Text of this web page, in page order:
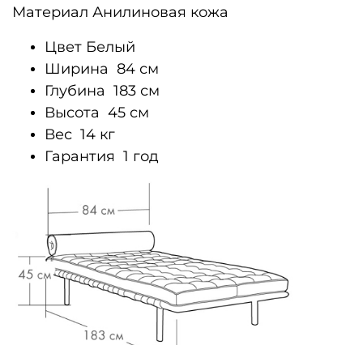
Материал Анилиновая кожа
Цвет Белый
Ширина 84 см
Глубина 183 см
Высота 45 см
Вес 14 кг
Гарантия 1 год